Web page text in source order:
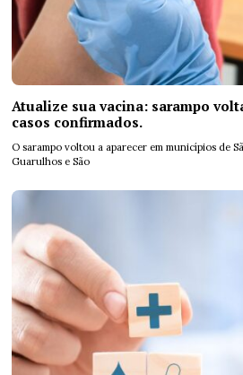
Atualize sua vacina: sarampo
casos confirmados.
O sarampo voltou a aparecer em municípios de
Guarulhos e São